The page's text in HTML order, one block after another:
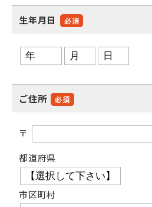
生年月日 必須
ご住所 必須
〒
都道府県
市区町村